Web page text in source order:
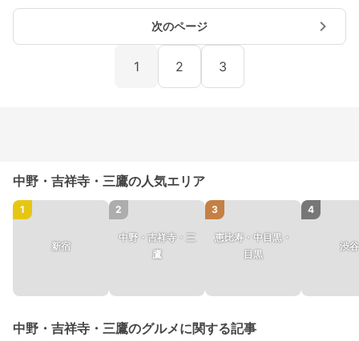
次のページ
1 2 3
中野・吉祥寺・三鷹の人気エリア
1
新宿
2
中野・吉祥寺・三
鷹
3
恵比寿・中目黒・
目黒
4
渋谷
中野・吉祥寺・三鷹のグルメに関する記事